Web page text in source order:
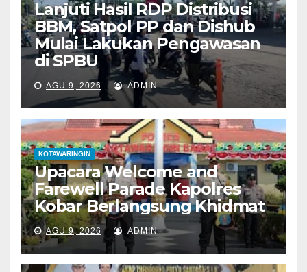
Lanjuti Hasil RDP Distribusi
BBM, Satpol PP dan Dishub
Mulai Lakukan Pengawasan
di SPBU
AGU 9, 2026 ADMIN
KOTAWARINGIN
Upacara Welcome and
Farewell Parade Kapolres
Kobar Berlangsung Khidmat
AGU 9, 2026 ADMIN